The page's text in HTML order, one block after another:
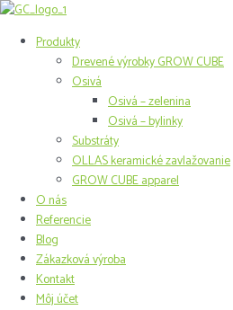
Preskočiť
obsah Produkty
Drevené výrobky GROW CUBE
Osivá
Osivá – zelenina
Osivá – bylinky
Substráty
OLLAS keramické zavlažovanie
GROW CUBE apparel
O nás
Referencie
Blog
Zákazková výroba
Kontakt
Môj účet